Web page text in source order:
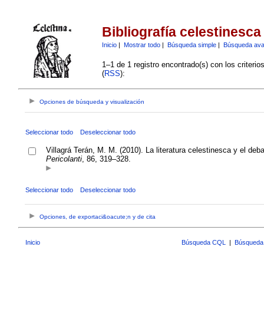
Bibliografía celestinesca
Inicio| Mostrar todo| Búsqueda simple| Búsqueda
1–1 de 1 registro encontrado(s) con los
(RSS):
Opciones de búsqueda y visualización
Seleccionar todo Deseleccionar todo
Villagrá Terán, M. M. (2010). La literatura celestinesca y el
Pericolanti, 86, 319–328.
Seleccionar todo Deseleccionar todo
Opciones, de exportaci&oacute;n y de cita
Inicio Búsqueda CQL |